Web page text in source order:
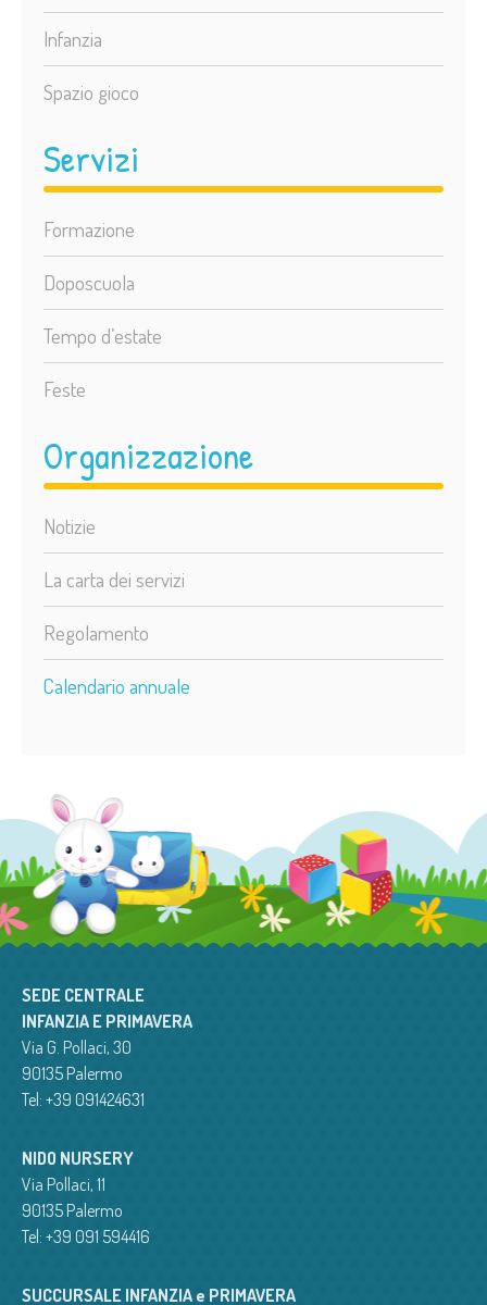
Infanzia
Spazio gioco
Servizi
Formazione
Doposcuola
Tempo d’estate
Feste
Organizzazione
Notizie
La carta dei servizi
Regolamento
Calendario annuale
SEDE CENTRALE
INFANZIA E PRIMAVERA
Via G. Pollaci, 30
90135 Palermo
Tel: +39 091424631
NIDO NURSERY
Via Pollaci, 11
90135 Palermo
Tel: +39 091 594416
SUCCURSALE INFANZIA e PRIMAVERA